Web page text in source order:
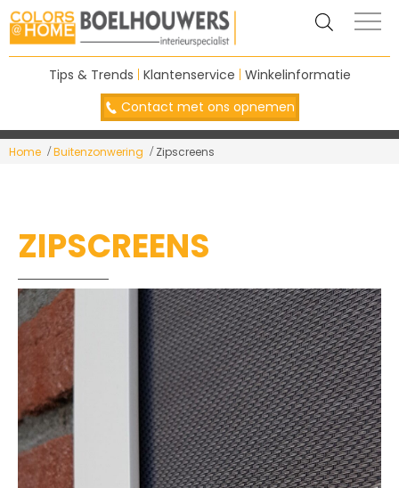
Tips & Trends | Klantenservice | Winkelinformatie
Contact met ons opnemen
Home Buitenzonwering Zipscreens
ZIPSCREENS